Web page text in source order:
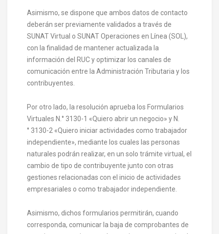
Asimismo, se dispone que ambos datos de contacto
deberán ser previamente validados a través de
SUNAT Virtual o SUNAT Operaciones en Línea (SOL),
con la finalidad de mantener actualizada la
información del RUC y optimizar los canales de
comunicación entre la Administración Tributaria y los
contribuyentes.
Por otro lado, la resolución aprueba los Formularios
Virtuales N.° 3130-1 «Quiero abrir un negocio» y N.
° 3130-2 «Quiero iniciar actividades como trabajador
independiente», mediante los cuales las personas
naturales podrán realizar, en un solo trámite virtual, el
cambio de tipo de contribuyente junto con otras
gestiones relacionadas con el inicio de actividades
empresariales o como trabajador independiente.
Asimismo, dichos formularios permitirán, cuando
corresponda, comunicar la baja de comprobantes de